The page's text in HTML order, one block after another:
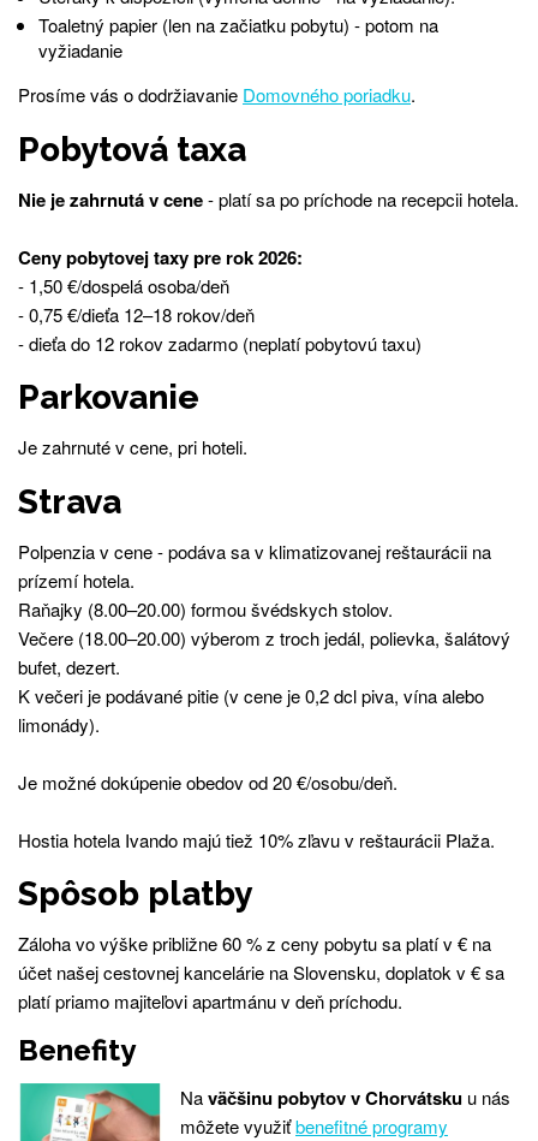
Toaletný papier (len na začiatku pobytu) - potom na
vyžiadanie
Prosíme vás o dodržiavanie Domovného poriadku.
Pobytová taxa
Nie je zahrnutá v cene- platí sa po príchode na recepcii hotela.
Ceny pobytovej taxy pre rok 2026:
- 1,50 €/dospelá osoba/deň
- 0,75 €/dieťa 12–18 rokov/deň
- dieťa do 12 rokov zadarmo (neplatí pobytovú taxu)
Parkovanie
Je zahrnuté v cene, pri hoteli.
Strava
Polpenzia v cene - podáva sa v klimatizovanej reštaurácii na
prízemí hotela.
Raňajky (8.00–20.00) formou švédskych stolov.
Večere (18.00–20.00) výberom z troch jedál, polievka, šalátový
bufet, dezert.
K večeri je podávané pitie (v cene je 0,2 dcl piva, vína alebo
limonády).
Je možné dokúpenie obedov od 20 €/osobu/deň.
Hostia hotela Ivando majú tiež 10% zľavu v reštaurácii Plaža.
Spôsob platby
Záloha vo výške približne 60 % z ceny pobytu sa platí v € na
účet našej cestovnej kancelárie na Slovensku, doplatok v € sa
platí priamo majiteľovi apartmánu v deň príchodu.
Benefity
Naväčšinu pobytov v Chorvátsku u nás
môžete využiťbenefitné programy